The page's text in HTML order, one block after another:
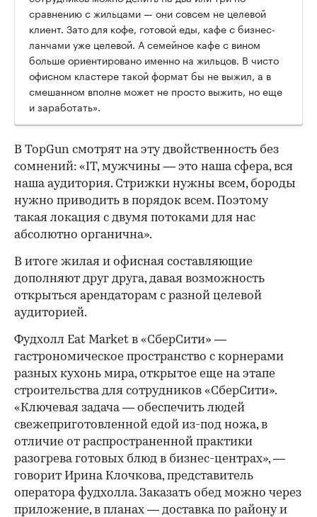
сравнению с жильцами — они совсем не целевой
клиент. Зато для кофе, готовой еды, кафе с бизнес-
ланчами уже целевой. А семейное кафе с вином
больше ориентировано именно на жильцов. В чисто
офисном кластере такой формат бы не выжил, а в
смешанном вполне может не просто выжить, но еще
и заработать».
В TopGun смотрят на эту двойственность без
сомнений: «IT, мужчины — это наша сфера, вся
наша аудитория. Стрижки нужны всем, бороды
нужно приводить в порядок всем. Поэтому
такая локация с двумя потоками для нас
абсолютно органична».
В итоге жилая и офисная составляющие
дополняют друг друга, давая возможность
открыться арендаторам с разной целевой
аудиторией.
Фудхолл Eat Market в «СберСити» —
гастрономическое пространство с корнерами
разных кухонь мира, открытое еще на этапе
строительства для сотрудников «СберСити».
«Ключевая задача — обеспечить людей
свежеприготовленной едой из-под ножа, в
отличие от распространенной практики
разогрева готовых блюд в бизнес-центрах», —
говорит Ирина Клочкова, представитель
оператора фудхолла. Заказать обед можно через
приложение, в планах — доставка по району и